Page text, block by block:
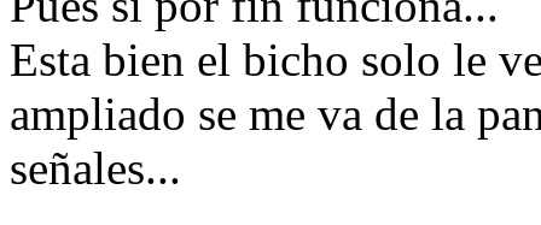
Esta bien el bicho solo le
ampliado se me va de la
señales...